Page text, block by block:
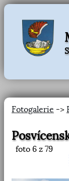
Fotogalerie ->
foto 6 z 79